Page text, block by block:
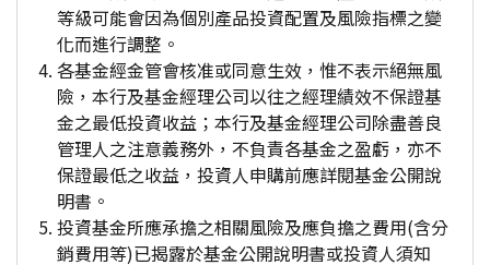
等級可能會因為個別產品投資配置及風險指標之變
化而進行調整。
各基金經金管會核准或同意生效，惟不表示絕無風
險，本行及基金經理公司以往之經理績效不保證基
金之最低投資收益；本行及基金經理公司除盡善良
管理人之注意義務外，不負責各基金之盈虧，亦不
保證最低之收益，投資人申購前應詳閱基金公開說
明書。
投資基金所應承擔之相關風險及應負擔之費用(含分
銷費用等)已揭露於基金公開說明書或投資人須知